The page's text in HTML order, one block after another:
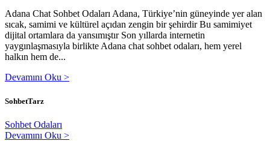
Adana Chat Sohbet Odaları Adana, Türkiye’nin güneyinde yer alan
sıcak, samimi ve kültürel açıdan zengin bir şehirdir Bu samimiyet
dijital ortamlara da yansımıştır Son yıllarda internetin
yaygınlaşmasıyla birlikte Adana chat sohbet odaları, hem yerel
halkın hem de...
Devamını Oku >
SohbetTarz
Sohbet Odaları
Devamını Oku >